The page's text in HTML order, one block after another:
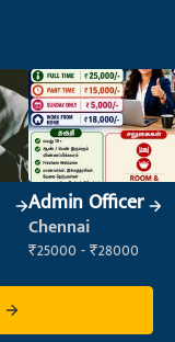
Admin Officer
Chennai
₹25000 - ₹28000